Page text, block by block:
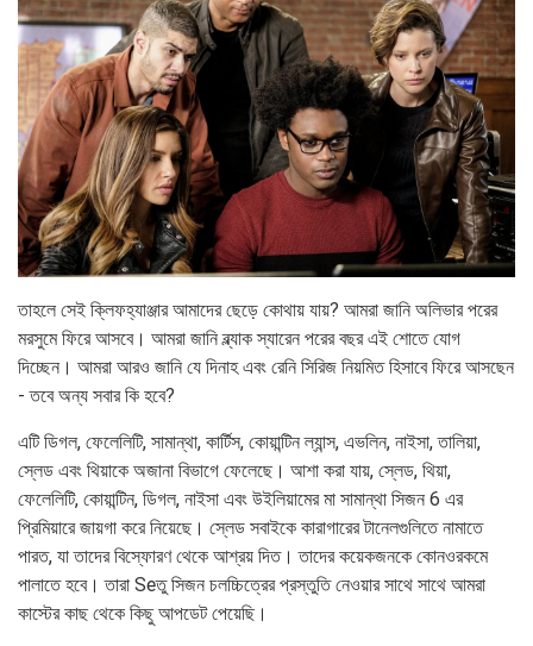
তাহলে সেই ক্লিফহ্যাঞ্জার আমাদের ছেড়ে কোথায় যায়? আমরা জানি অলিভার পরের
মরসুমে ফিরে আসবে। আমরা জানি ব্ল্যাক স্যারেন পরের বছর এই শোতে যোগ
দিচ্ছেন। আমরা আরও জানি যে দিনাহ এবং রেনি সিরিজ নিয়মিত হিসাবে ফিরে আসছেন
- তবে অন্য সবার কি হবে?
এটি ডিগল, ফেলেলিটি, সামান্থা, কার্টিস, কোয়ান্টিন ল্যান্স, এভলিন, নাইসা, তালিয়া,
স্লেড এবং থিয়াকে অজানা বিভাগে ফেলেছে। আশা করা যায়, স্লেড, থিয়া,
ফেলেলিটি, কোয়ান্টিন, ডিগল, নাইসা এবং উইলিয়ামের মা সামান্থা সিজন 6 এর
প্রিমিয়ারে জায়গা করে নিয়েছে। স্লেড সবাইকে কারাগারের টানেলগুলিতে নামাতে
পারত, যা তাদের বিস্ফোরণ থেকে আশ্রয় দিত। তাদের কয়েকজনকে কোনওরকমে
পালাতে হবে। তারা Seতু সিজন চলচ্চিত্রের প্রস্তুতি নেওয়ার সাথে সাথে আমরা
কাস্টের কাছ থেকে কিছু আপডেট পেয়েছি।